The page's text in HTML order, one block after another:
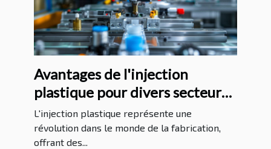
Avantages de l'injection
plastique pour divers secteurs
industriels
L'injection plastique représente une
révolution dans le monde de la fabrication,
offrant des...